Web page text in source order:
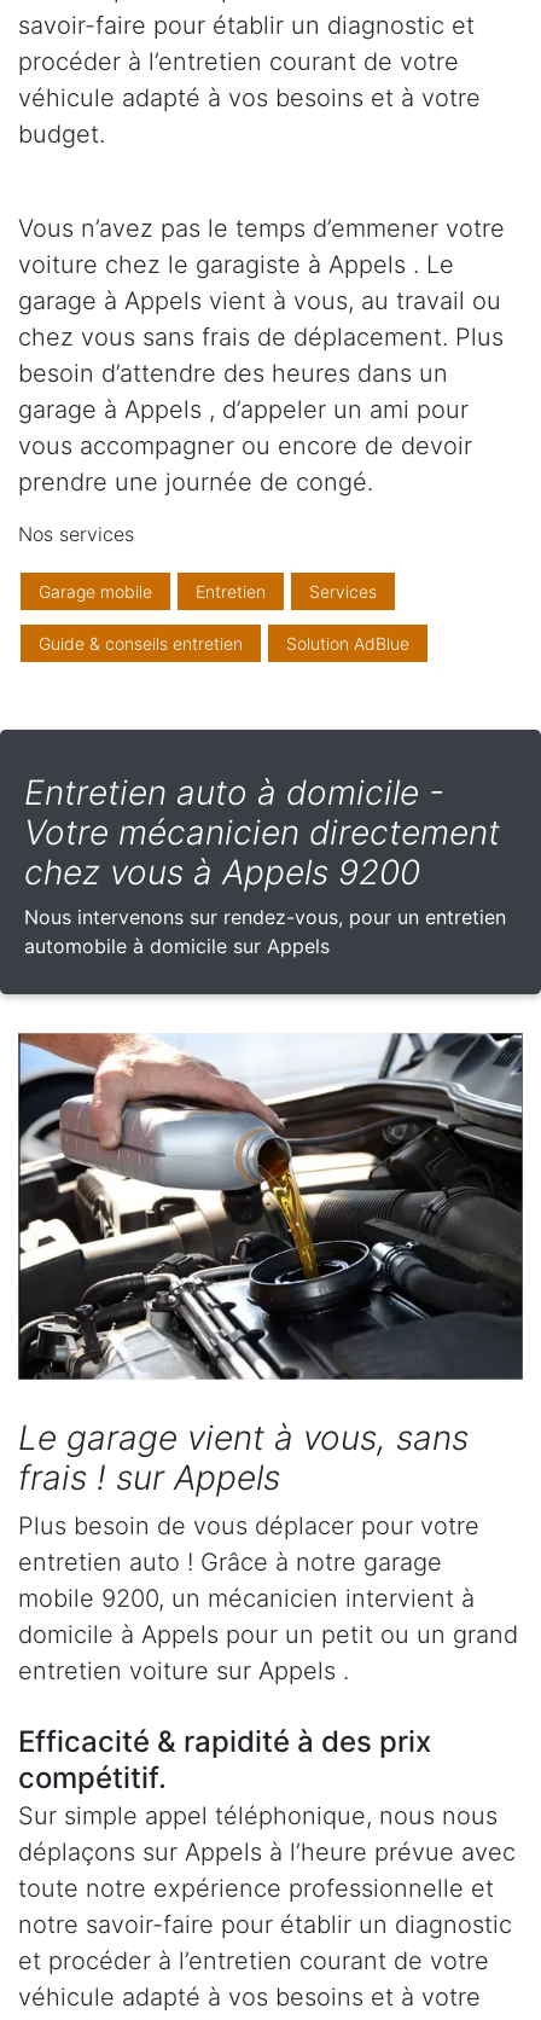
savoir-faire pour établir un diagnostic et
procéder à l’entretien courant de votre
véhicule adapté à vos besoins et à votre
budget.
Vous n’avez pas le temps d’emmener votre
voiture chez le garagiste à Appels . Le
garage à Appels vient à vous, au travail ou
chez vous sans frais de déplacement. Plus
besoin d’attendre des heures dans un
garage à Appels , d’appeler un ami pour
vous accompagner ou encore de devoir
prendre une journée de congé.
Nos services
Garage mobile Entretien Services
Guide & conseils entretien Solution AdBlue
Entretien auto à domicile -
Votre mécanicien directement
chez vous à Appels 9200
Nous intervenons sur rendez-vous, pour un entretien
automobile à domicile sur Appels
Le garage vient à vous, sans
frais ! sur Appels
Plus besoin de vous déplacer pour votre
entretien auto ! Grâce à notre garage
mobile 9200, un mécanicien intervient à
domicile à Appels pour un petit ou un grand
entretien voiture sur Appels .
Efficacité & rapidité à des prix
compétitif.
Sur simple appel téléphonique, nous nous
déplaçons sur Appels à l’heure prévue avec
toute notre expérience professionnelle et
notre savoir-faire pour établir un diagnostic
et procéder à l’entretien courant de votre
véhicule adapté à vos besoins et à votre